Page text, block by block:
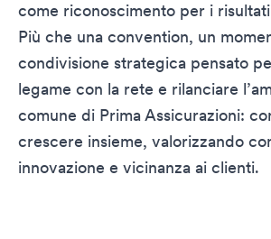
come riconoscimento per i
Più che una convention, un
condivisione strategica pensato
legame con la rete e rilanciare
comune di Prima Assicurazioni:
crescere insieme, valorizzando
innovazione e vicinanza ai clienti.